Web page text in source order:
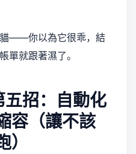
——你以為它很乖，結
單就跟著濕了。
五招：自動化
容（讓不該